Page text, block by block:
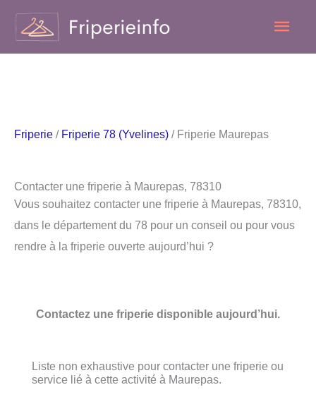
contenu
Friperie / Friperie 78 (Yvelines) / Friperie Maurepas
Contacter une friperie à Maurepas, 78310
Vous souhaitez contacter une friperie à Maurepas, 78310,
dans le département du 78 pour un conseil ou pour vous
rendre à la friperie ouverte aujourd’hui ?
Contactez une friperie disponible aujourd’hui.
Liste non exhaustive pour contacter une friperie ou
service lié à cette activité à Maurepas.